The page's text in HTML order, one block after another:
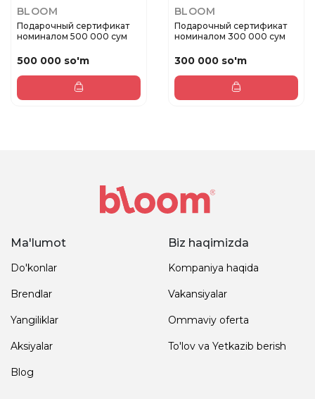
BLOOM
Подарочный сертификат
номиналом 500 000 сум
500 000 so'm
BLOOM
Подарочный сертификат
номиналом 300 000 сум
300 000 so'm
Ma'lumot
Do'konlar
Brendlar
Yangiliklar
Aksiyalar
Blog
Biz haqimizda
Kompaniya haqida
Vakansiyalar
Ommaviy oferta
To'lov va Yetkazib berish